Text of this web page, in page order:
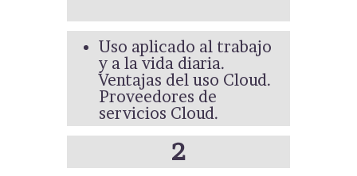
Uso aplicado al trabajo
y a la vida diaria.
Ventajas del uso Cloud.
Proveedores de
servicios Cloud.
2